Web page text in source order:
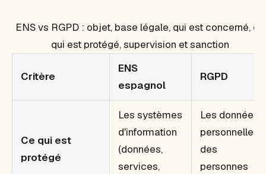
ENS vs RGPD : objet, base légale, qui est concerné, ce
qui est protégé, supervision et sanction
Critère
ENS
espagnol
RGPD
Ce qui est
protégé
Les systèmes
d'information
(données,
services,
Les données
personnelles
des
personnes